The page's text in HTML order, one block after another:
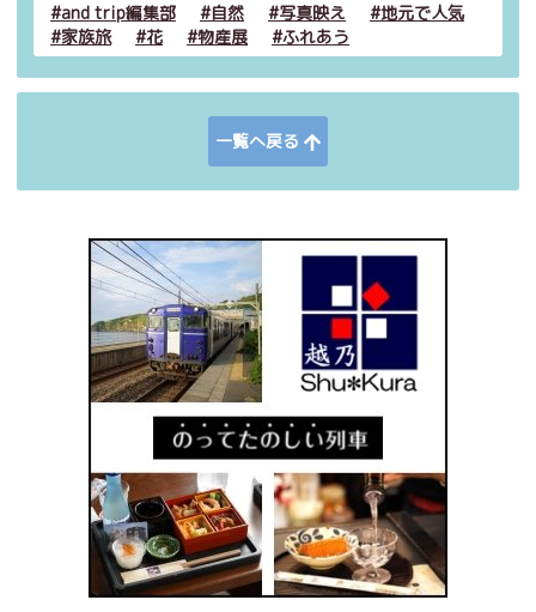
and trip編集部 自然 写真映え
地元で人気
家族旅
花 物産展 ふれあう
一覧へ戻る